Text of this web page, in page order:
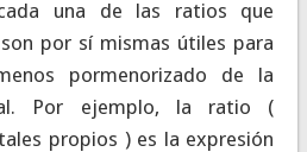
una de las ratios que
por sí mismas útiles para
pormenorizado de la
Por ejemplo, la ratio (
propios ) es la expresión